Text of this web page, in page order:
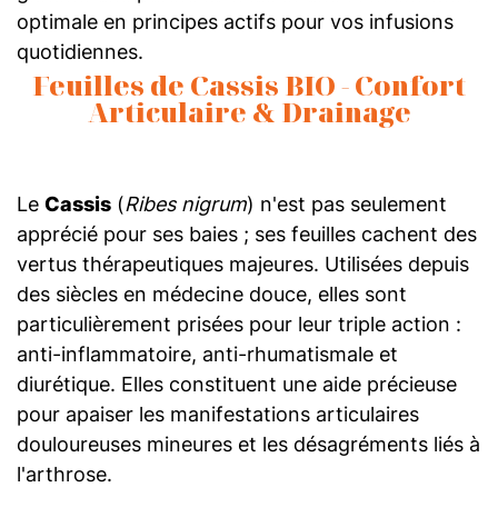
optimale en principes actifs pour vos infusions
quotidiennes.
Feuilles de Cassis BIO - Confort
Articulaire & Drainage
Le Cassis (Ribes nigrum) n'est pas seulement
apprécié pour ses baies ; ses feuilles cachent des
vertus thérapeutiques majeures. Utilisées depuis
des siècles en médecine douce, elles sont
particulièrement prisées pour leur triple action :
anti-inflammatoire, anti-rhumatismale et
diurétique. Elles constituent une aide précieuse
pour apaiser les manifestations articulaires
douloureuses mineures et les désagréments liés à
l'arthrose.